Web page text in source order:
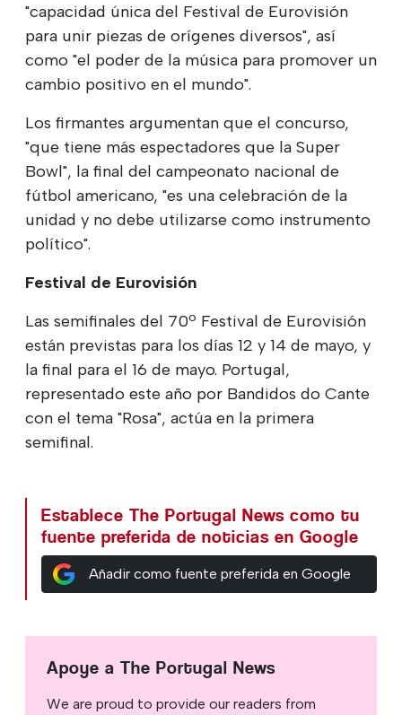
"capacidad única del Festival de Eurovisión
para unir piezas de orígenes diversos", así
como "el poder de la música para promover un
cambio positivo en el mundo".
Los firmantes argumentan que el concurso,
"que tiene más espectadores que la Super
Bowl", la final del campeonato nacional de
fútbol americano, "es una celebración de la
unidad y no debe utilizarse como instrumento
político".
Festival de Eurovisión
Las semifinales del 70º Festival de Eurovisión
están previstas para los días 12 y 14 de mayo, y
la final para el 16 de mayo. Portugal,
representado este año por Bandidos do Cante
con el tema "Rosa", actúa en la primera
semifinal.
Establece The Portugal News como tu
fuente preferida de noticias en Google
Añadir como fuente preferida en Google
Apoye a The Portugal News
We are proud to provide our readers from